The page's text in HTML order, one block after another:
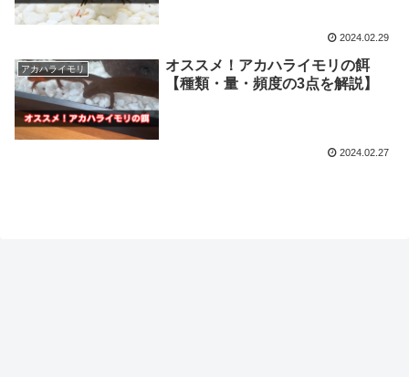
2024.02.29
アカハライモリ
オススメ！アカハライモリの餌
【種類・量・頻度の3点を解説】
2024.02.27